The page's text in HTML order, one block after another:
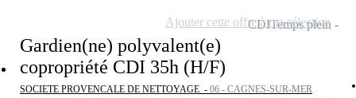
Gardien(ne) polyvalent(e)
copropriété CDI 35h (H/F)
SOCIETE PROVENCALE DE NETTOYAGE - 06 - CAGNES-SUR-MER
CDITemps plein
Ajouter cette offre à ma sélection